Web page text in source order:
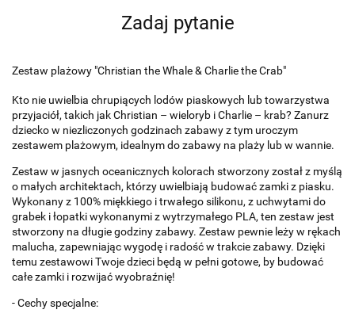
Zadaj pytanie
Zestaw plażowy "Christian the Whale & Charlie the Crab"
Kto nie uwielbia chrupiących lodów piaskowych lub towarzystwa
przyjaciół, takich jak Christian – wieloryb i Charlie – krab? Zanurz
dziecko w niezliczonych godzinach zabawy z tym uroczym
zestawem plażowym, idealnym do zabawy na plaży lub w wannie.
Zestaw w jasnych oceanicznych kolorach stworzony został z myślą
o małych architektach, którzy uwielbiają budować zamki z piasku.
Wykonany z 100% miękkiego i trwałego silikonu, z uchwytami do
grabek i łopatki wykonanymi z wytrzymałego PLA, ten zestaw jest
stworzony na długie godziny zabawy. Zestaw pewnie leży w rękach
malucha, zapewniając wygodę i radość w trakcie zabawy. Dzięki
temu zestawowi Twoje dzieci będą w pełni gotowe, by budować
całe zamki i rozwijać wyobraźnię!
- Cechy specjalne: